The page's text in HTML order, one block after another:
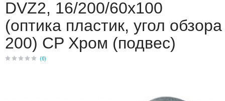
DVZ2, 16/200/60x100
(оптика пластик, угол обзора
200) CP Хром (подвес)
(0)